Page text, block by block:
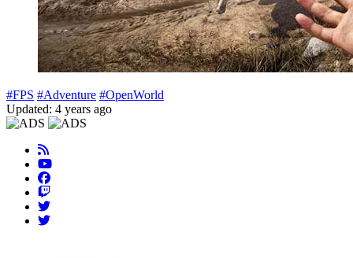
#FPS #Adventure #OpenWorld
Updated: 4 years ago